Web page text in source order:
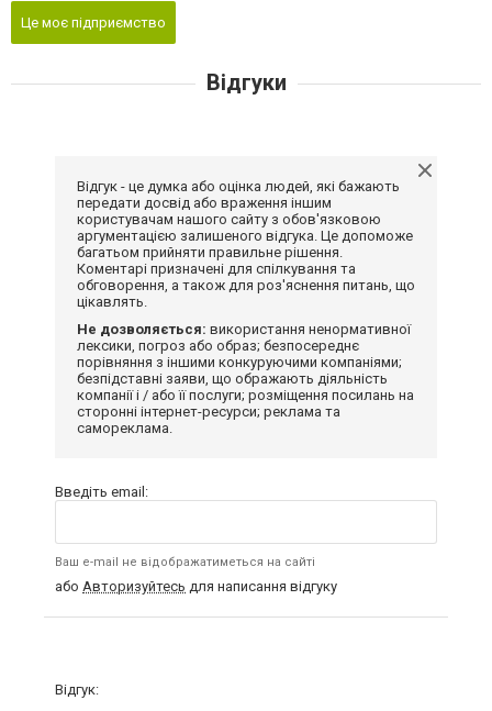
Це моє підприємство
Відгуки
Відгук - це думка або оцінка людей, які бажають
передати досвід або враження іншим
користувачам нашого сайту з обов'язковою
аргументацією залишеного відгука. Це допоможе
багатьом прийняти правильне рішення.
Коментарі призначені для спілкування та
обговорення, а також для роз'яснення питань, що
цікавлять.
Не дозволяється: використання ненормативної
лексики, погроз або образ; безпосереднє
порівняння з іншими конкуруючими компаніями;
безпідставні заяви, що ображають діяльність
компанії і / або її послуги; розміщення посилань на
сторонні інтернет-ресурси; реклама та
самореклама.
Введіть email:
Ваш e-mail не відображатиметься на сайті
або Авторизуйтесь для написання відгуку
Відгук: